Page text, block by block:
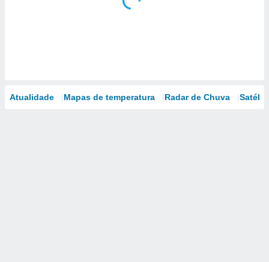
Atualidade Mapas de temperatura Radar de Chuva